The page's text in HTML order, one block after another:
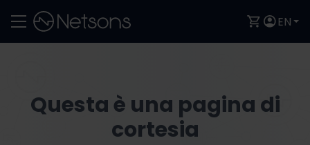
EN
Questa è una pagina di
cortesia